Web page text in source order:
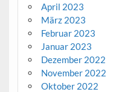
April 2023
März 2023
Februar 2023
Januar 2023
Dezember 2022
November 2022
Oktober 2022